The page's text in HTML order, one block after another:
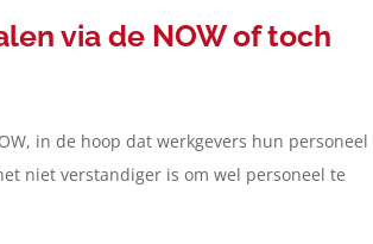
via de NOW of toch
in de hoop dat werkgevers hun personeel
niet verstandiger is om wel personeel te